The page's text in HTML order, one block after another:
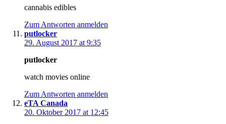
cannabis edibles
Zum Antworten anmelden
putlocker
29. August 2017 at 9:35
putlocker
watch movies online
Zum Antworten anmelden
eTA Canada
20. Oktober 2017 at 12:45